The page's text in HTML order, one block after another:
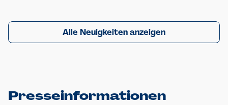
Alle Neuigkeiten anzeigen
Presseinformationen